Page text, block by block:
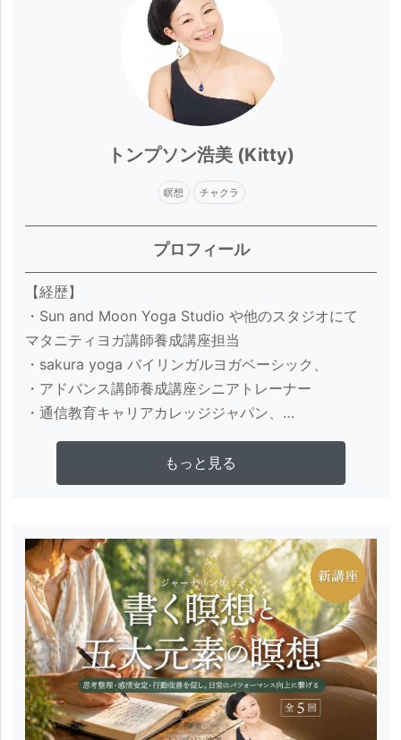
トンプソン浩美 (Kitty)
瞑想 チャクラ
プロフィール
【経歴】
・Sun and Moon Yoga Studio や他のスタジオにて
マタニティヨガ講師養成講座担当
・sakura yoga バイリンガルヨガベーシック、
・アドバンス講師養成講座シニアトレーナー
・通信教育キャリアカレッジジャパン、
・チェアヨガテキスト執筆、 チェアヨガ講師養成講座
ワークショップ担当
訳
( 計1500時間 以上 )
・ハタヨガ ( 産後、マタニティ、リストラティブ、ヨ
ガセ
ラピー、 チェアヨガ、キッズヨガクラス )
・瞑想ワークショップ（企業）、講座（アプリ
Jibunmeな
ど）担当
さらに詳しく見る
もっと見る